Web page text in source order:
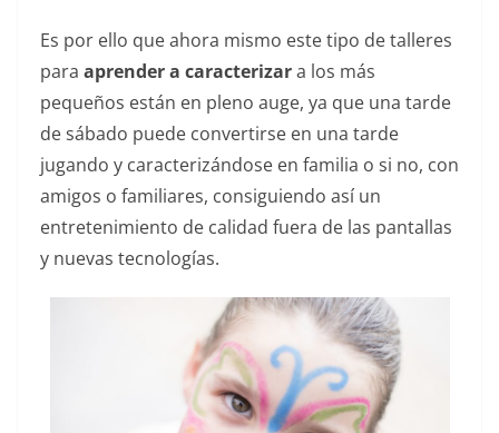
Es por ello que ahora mismo este tipo de talleres
para aprender a caracterizara los más
pequeños están en pleno auge, ya que una tarde
de sábado puede convertirse en una tarde
jugando y caracterizándose en familia o si no, con
amigos o familiares, consiguiendo así un
entretenimiento de calidad fuera de las pantallas
y nuevas tecnologías.